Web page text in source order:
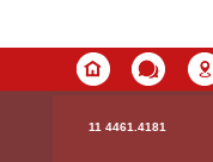
11 4461.4181